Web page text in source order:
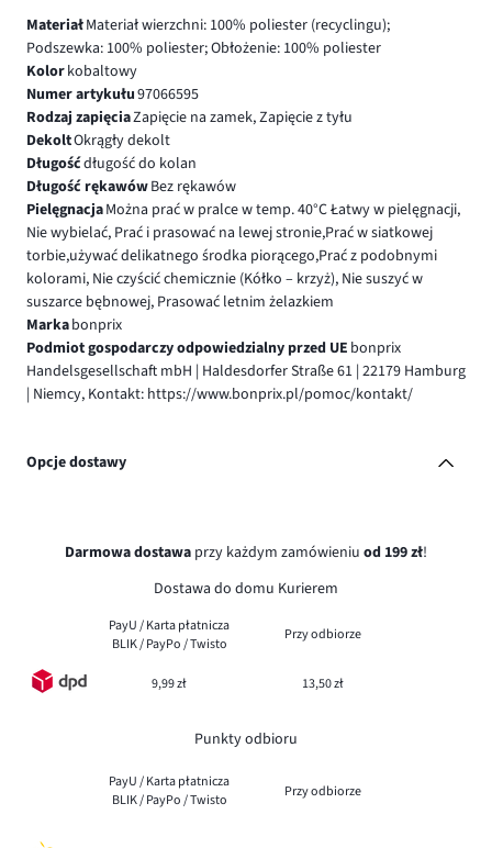
MateriałMateriał wierzchni: 100% poliester (recyclingu);
Podszewka: 100% poliester; Obłożenie: 100% poliester
Kolorkobaltowy
Numer artykułu97066595
Rodzaj zapięciaZapięcie na zamek, Zapięcie z tyłu
DekoltOkrągły dekolt
Długośćdługość do kolan
Długość rękawówBez rękawów
PielęgnacjaMożna prać w pralce w temp. 40°C Łatwy w pielęgnacji,
Nie wybielać, Prać i prasować na lewej stronie,Prać w siatkowej
torbie,używać delikatnego środka piorącego,Prać z podobnymi
kolorami, Nie czyścić chemicznie (Kółko – krzyż), Nie suszyć w
suszarce bębnowej, Prasować letnim żelazkiem
Markabonprix
Podmiot gospodarczy odpowiedzialny przed UE bonprix
Handelsgesellschaft mbH | Haldesdorfer Straße 61 | 22179 Hamburg
| Niemcy, Kontakt: https://www.bonprix.pl/pomoc/kontakt/
Opcje dostawy
Darmowa dostawa przy każdym zamówieniu od 199 zł!
Dostawa do domu Kurierem
PayU / Karta płatnicza
BLIK / PayPo / Twisto
Przy odbiorze
9,99 zł 13,50 zł
Punkty odbioru
PayU / Karta płatnicza
BLIK / PayPo / Twisto
Przy odbiorze